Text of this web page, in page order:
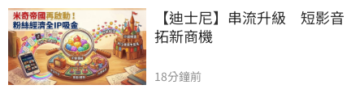
【迪士尼】串流升級　短影音
拓新商機
18分鐘前